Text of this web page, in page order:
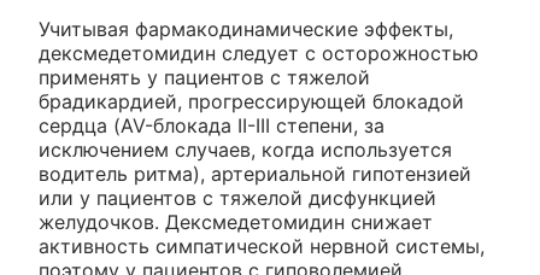
Учитывая фармакодинамические эффекты,
дексмедетомидин следует с осторожностью
применять у пациентов с тяжелой
брадикардией, прогрессирующей блокадой
сердца (AV-блокада II-III степени, за
исключением случаев, когда используется
водитель ритма), артериальной гипотензией
или у пациентов с тяжелой дисфункцией
желудочков. Дексмедетомидин снижает
активность симпатической нервной системы,
поэтому у пациентов с гиповолемией,